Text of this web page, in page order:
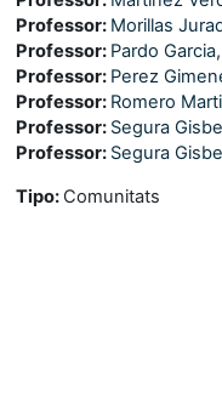
Professor: Morillas
Professor: Pardo
Professor: Perez
Professor: Romero
Professor: Segura
Professor: Segura
Tipo: Comunitats